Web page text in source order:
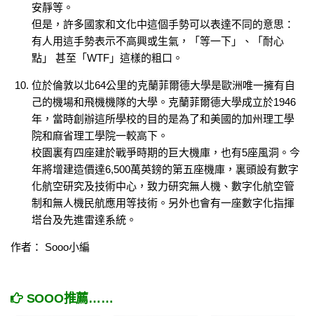
安靜等。
但是，許多國家和文化中這個手勢可以表達不同的意思：
有人用這手勢表示不高興或生氣，「等一下」、「耐心
點」 甚至「WTF」這樣的粗口。
位於倫敦以北64公里的克蘭菲爾德大學是歐洲唯一擁有自
己的機場和飛機機隊的大學。克蘭菲爾德大學成立於1946
年，當時創辦這所學校的目的是為了和美國的加州理工學
院和麻省理工學院一較高下。
校園裏有四座建於戰爭時期的巨大機庫，也有5座風洞。今
年將增建造價達6,500萬英鎊的第五座機庫，裏頭設有數字
化航空研究及技術中心，致力研究無人機、數字化航空管
制和無人機民航應用等技術。另外也會有一座數字化指揮
塔台及先進雷達系統。
作者： Sooo小編
SOOO推薦……